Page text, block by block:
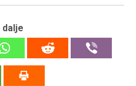
dalje